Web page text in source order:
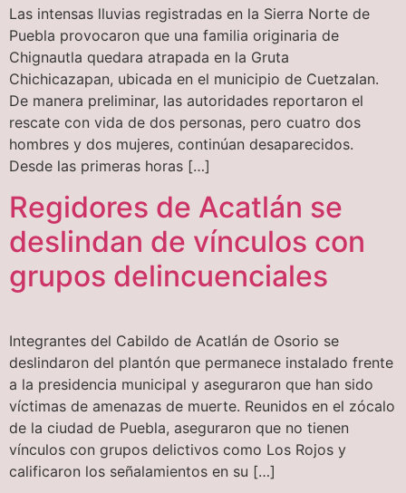
Las intensas lluvias registradas en la Sierra Norte de
Puebla provocaron que una familia originaria de
Chignautla quedara atrapada en la Gruta
Chichicazapan, ubicada en el municipio de Cuetzalan.
De manera preliminar, las autoridades reportaron el
rescate con vida de dos personas, pero cuatro dos
hombres y dos mujeres, continúan desaparecidos.
Desde las primeras horas […]
Regidores de Acatlán se
deslindan de vínculos con
grupos delincuenciales
Integrantes del Cabildo de Acatlán de Osorio se
deslindaron del plantón que permanece instalado frente
a la presidencia municipal y aseguraron que han sido
víctimas de amenazas de muerte. Reunidos en el zócalo
de la ciudad de Puebla, aseguraron que no tienen
vínculos con grupos delictivos como Los Rojos y
calificaron los señalamientos en su […]